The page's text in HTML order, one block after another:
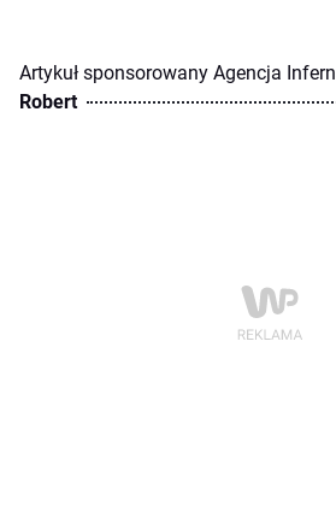
Artykuł sponsorowany Agencja
Robert